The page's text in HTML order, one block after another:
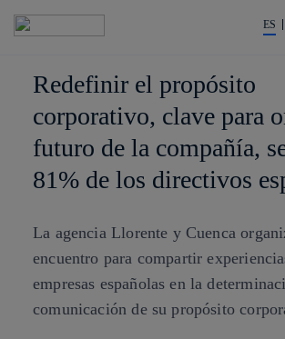
La acción
ES
Redefinir el propósito
corporativo, clave para
futuro de la compañía,
81% de los directivos
La agencia Llorente y Cuenca
encuentro para compartir
empresas españolas en la
comunicación de su propósito